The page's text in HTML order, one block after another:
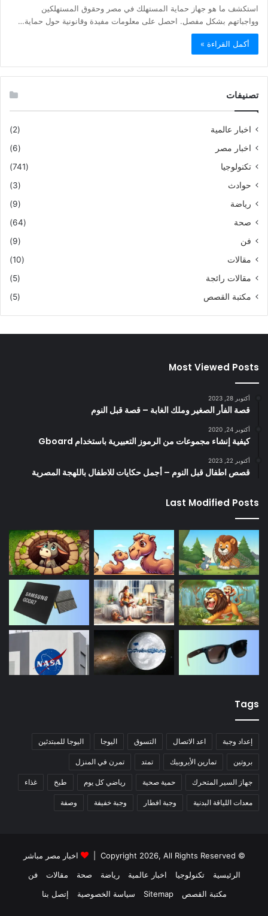
استكشف ما هو جهاز حماية المستهلك في مصر وحقوق المستهلكين
وواجباتهم بشكل مفصل. احصل على معلومات مفيدة وقانونية حول حماية…
أكمل القراءة »
تصنيفات
اخبار عالمية
(2)
اخبار مصر
(6)
تكنولوجيا
(741)
حوادث
(3)
رياضة
(9)
صحة
(64)
فن
(9)
مقالات
(10)
مقالات رائجة
(5)
مكتبة القصص
(5)
Most Viewed Posts
أكتوبر 28, 2023
قصة الفأر الصغير وملك الغابة – قصة قبل النوم
أكتوبر 24, 2020
كيفية إنشاء مجموعات من الرموز التعبيرية باستخدام Gboard
أكتوبر 22, 2023
قصص اطفال قبل النوم – أجمل حكايات للاطفال باللهجة المصرية
Last Modified Posts
Tags
إعداد وجبة اعد الاتصال التسوق اليوجا اليوجا للمبتدئين
بروتين تمارين الأيروبيك تمتد تمرن في المنزل
جهاز السير المتحرك حمية صحية رياضي كل يوم طبخ غذاء
معدات اللياقة البدنية وجبة افطار وجبة خفيفة وصفة
© Copyright 2026, All Rights Reserved |
اخبار مصر مباشر
الرئيسية
تكنولوجيا اخبار عالمية رياضة صحة مقالات
فن
مكتبة القصص
Sitemap سياسة الخصوصية إتصل بنا